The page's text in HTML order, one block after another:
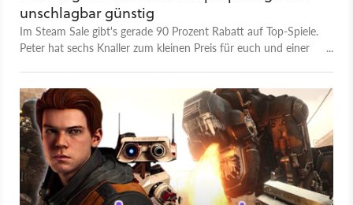
unschlagbar günstig
Im Steam Sale gibt's gerade 90 Prozent Rabatt auf Top-Spiele.
Peter hat sechs Knaller zum kleinen Preis für euch und einer